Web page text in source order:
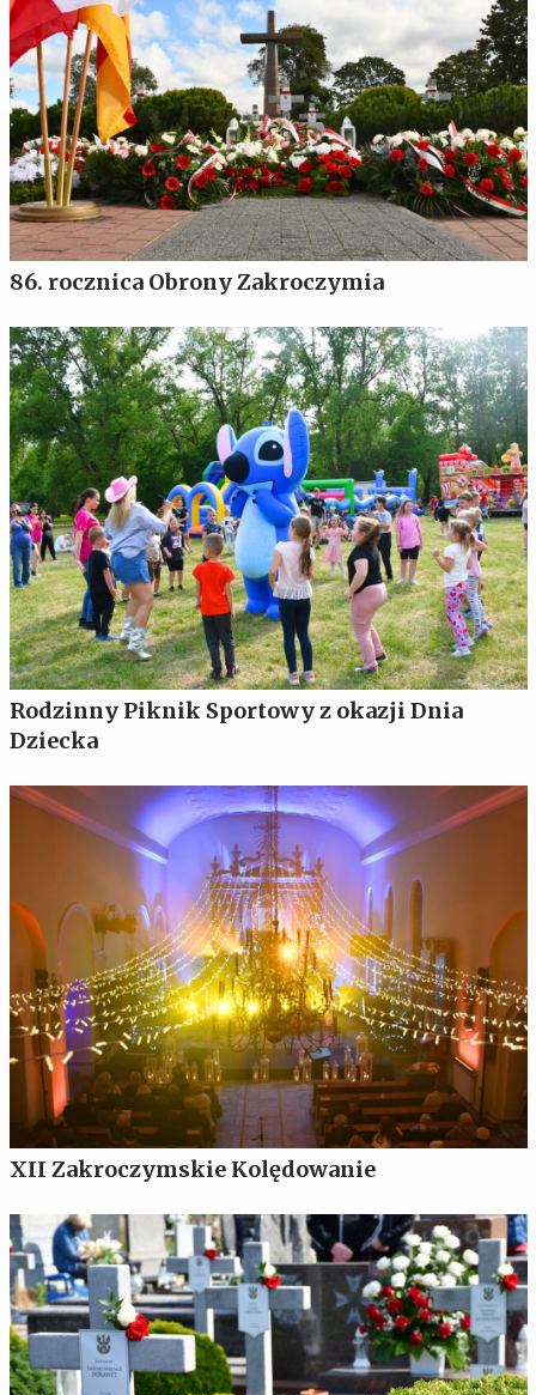
86. rocznica Obrony Zakroczymia
Rodzinny Piknik Sportowy z okazji Dnia
Dziecka
XII Zakroczymskie Kolędowanie